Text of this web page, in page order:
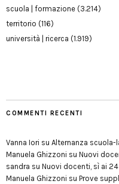
scuola | formazione (3.214)
territorio (116)
università | ricerca (1.919)
COMMENTI RECENTI
Vanna Iori su Alternanza
Manuela Ghizzoni su Nuovi
sandra su Nuovi docenti, sì ai
Manuela Ghizzoni su Prove